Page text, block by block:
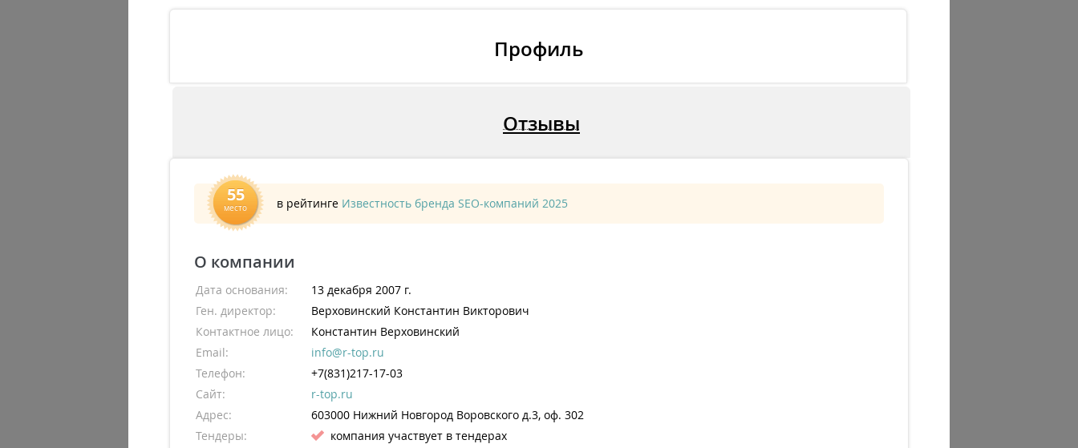
Профиль
Отзывы
55
место в рейтинге Известность бренда SEO-компаний 2025
О компании
Дата основания:
13 декабря 2007 г.
Ген. директор:
Верховинский Константин Викторович
Контактное лицо:
Константин Верховинский
Email:
info@r-top.ru
Телефон:
+7(831)217-17-03
Сайт:
r-top.ru
Адрес:
603000 Нижний Новгород Воровского д.3, оф. 302
Тендеры:
компания участвует в тендерах